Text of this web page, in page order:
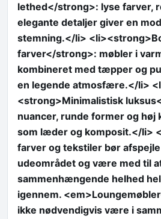
lethed</strong>: lyse farver,
elegante detaljer giver en
stemning.</li>
farver</strong>: møbler i
kombineret med tæpper og
en legende atmosfære.</li>
<strong>Minimalistisk
nuancer, runde former og høj
som læder og komposit.</li>
farver og tekstiler bør
udeområdet og være med til
sammenhængende helhed
igennem.
ikke nødvendigvis være i